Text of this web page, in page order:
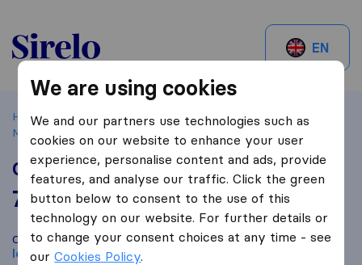
Sirelo.be
EN
Home Best Moving Companies in Belgium
Fayt-lez-
Manage
GOLIFT
GOLIFT
7,4 based on98
Sirelo and Google reviews
i
Compare GOLIFT with othermoving companies fromFayt-
lez-Manage
We are using cookies
We and our partners use technologies such as
cookies on our website to enhance your user
experience, personalise content and ads, provide
features, and analyse our traffic. Click the green
button below to consent to the use of this
technology on our website. For further details or
to change your consent choices at any time - see
ourCookies Policy.